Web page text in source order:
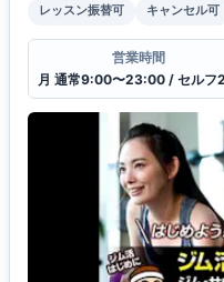
レッスン振替可
キャンセル可
営業時間